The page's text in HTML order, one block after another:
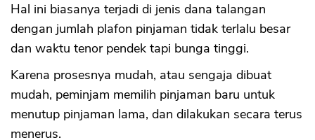
Hal ini biasanya terjadi di jenis dana talangan
dengan jumlah plafon pinjaman tidak terlalu besar
dan waktu tenor pendek tapi bunga tinggi.
Karena prosesnya mudah, atau sengaja dibuat
mudah, peminjam memilih pinjaman baru untuk
menutup pinjaman lama, dan dilakukan secara terus
menerus.